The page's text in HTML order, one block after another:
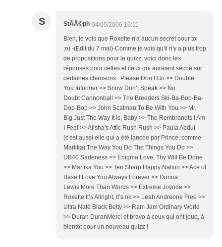
S StÃÂ©ph 04/05/2006 16:11
Bien, je vois que Roxette n'a aucun secret pour toi
;o) -(Edit du 7 mai)-Comme je vois qu'il n'y a plus trop
de propositions pour le quizz, voici donc les
réponses pour celles et ceux qui auraient séché sur
certaines chansons : Please Don’t Go >> Double
You Informer >> Snow Don’t Speak >> No
Doubt Cannonball >> The Breeders Ski-Ba-Bop-Ba-
Dop-Bop >> John Scatman To Be With You >> Mr.
Big Just The Way It Is, Baby >> The Rembrandts I Am
I Feel >> Alisha's Attic Rush Rush >> Paula Abdul
(c'est aussi elle qui a été lancée par Prince, comme
Martika) The Way You Do The Things You Do >>
UB40 Sadeness >> Enigma Love, Thy Will Be Done
>> Martika You >> Ten Sharp Happy Nation >> Ace of
Base I Love You Always Forever >> Donna
Lewis More Than Words >> Extreme Joyride >>
Roxette It’s Allright, It’s ok >> Leah Andreone Free >>
Ultra Naté Black Betty >> Ram Jam Ordinary World
>> Duran DuranMerci et bravo à ceux qui ont joué, à
bientôt pour un nouveau quizz !